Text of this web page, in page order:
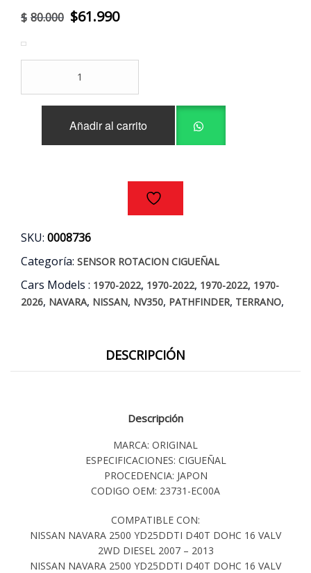
$ 80.000 El
original
era:
$80.000.
$61.990El
actual
$61.990.
ORIGINAL
NISSAN
05/17
cantidad
Añadir al carrito
SKU: 0008736
Categoría: SENSOR ROTACION CIGUEÑAL
Cars Models : 1970-2022, 1970-2022, 1970-2022, 1970-
2026, NAVARA, NISSAN, NV350, PATHFINDER, TERRANO,
DESCRIPCIÓN
Descripción
MARCA: ORIGINAL
ESPECIFICACIONES: CIGUEÑAL
PROCEDENCIA: JAPON
CODIGO OEM: 23731-EC00A
COMPATIBLE CON:
NISSAN NAVARA 2500 YD25DDTI D40T DOHC 16 VALV
2WD DIESEL 2007 – 2013
NISSAN NAVARA 2500 YD25DDTI D40T DOHC 16 VALV